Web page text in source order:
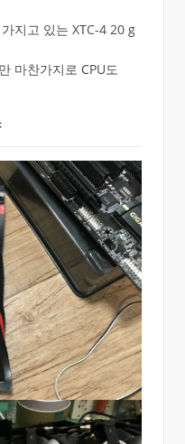
지고 있는 XTC-4 20 g
마찬가지로 CPU도